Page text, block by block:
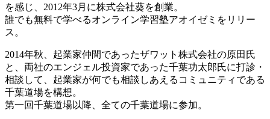
を感じ、2012年3月に株式会社葵を創業。
誰でも無料で学べるオンライン学習塾アオイゼミをリリー
ス。
2014年秋、起業家仲間であったザワット株式会社の原田氏
と、両社のエンジェル投資家であった千葉功太郎氏に打診・
相談して、起業家が何でも相談しあえるコミュニティである
千葉道場を構想。
第一回千葉道場以降、全ての千葉道場に参加。